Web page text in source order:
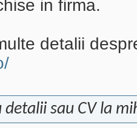
in firma.
detalii
detalii sau CV la